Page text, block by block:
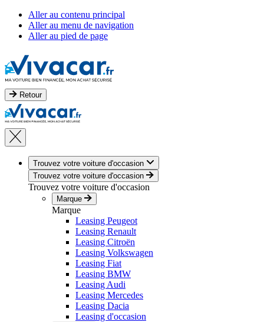
Aller au contenu principal
Aller au menu de navigation
Aller au pied de page
Retour
Trouvez votre voiture d'occasion
Trouvez votre voiture d'occasion
Trouvez votre voiture d'occasion
Marque
Marque
Leasing Peugeot
Leasing Renault
Leasing Citroën
Leasing Volkswagen
Leasing Fiat
Leasing BMW
Leasing Audi
Leasing Mercedes
Leasing Dacia
Leasing d'occasion